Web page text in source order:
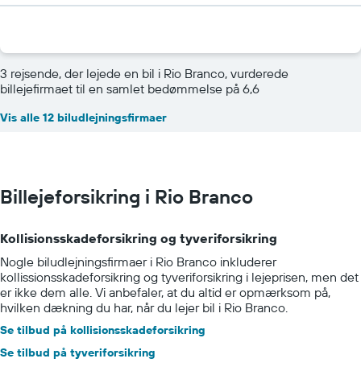
3 rejsende, der lejede en bil i Rio Branco, vurderede
billejefirmaet til en samlet bedømmelse på 6,6
Vis alle 12 biludlejningsfirmaer
Billejeforsikring i Rio Branco
Kollisionsskadeforsikring og tyveriforsikring
Nogle biludlejningsfirmaer i Rio Branco inkluderer
kollissionsskadeforsikring og tyveriforsikring i lejeprisen, men det
er ikke dem alle. Vi anbefaler, at du altid er opmærksom på,
hvilken dækning du har, når du lejer bil i Rio Branco.
Se tilbud på kollisionsskadeforsikring
Se tilbud på tyveriforsikring